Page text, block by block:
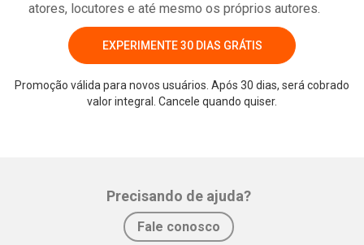
atores, locutores e até mesmo os próprios autores.
EXPERIMENTE 30 DIAS GRÁTIS
Promoção válida para novos usuários. Após 30 dias, será cobrado
valor integral. Cancele quando quiser.
Precisando de ajuda?
Fale conosco